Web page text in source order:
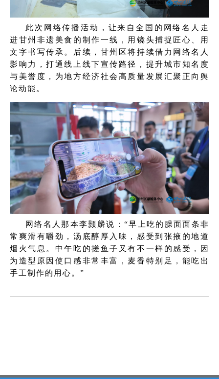
此次网络传播活动，让来自全国的网络名人走
进甘州非遗美食的制作一线，用镜头捕捉匠心、用
文字书写传承。后续，甘州区将持续借力网络名人
影响力，打通线上线下宣传路径，提升城市知名度
与美誉度，为地方经济社会高质量发展汇聚正向舆
论动能。
网络名人那本李颢麟说：“早上吃的臊面面条非
常爽滑有嚼劲，汤底醇厚入味，感受到张掖的地道
烟火气息。中午吃的搓鱼子又有不一样的感受，因
为造型原因使口感非常丰富，麦香特别足，能吃出
手工制作的用心。”